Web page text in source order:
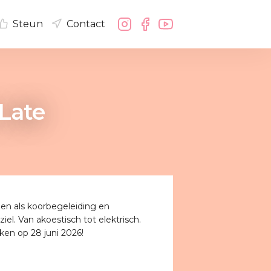
als koorbegeleiding en
Van akoestisch tot elektrisch.
op 28 juni 2026!
Steun Contact